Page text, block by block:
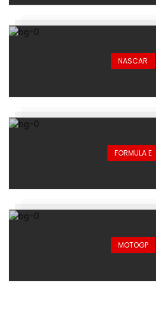
NASCAR
FORMULA E
MOTOGP